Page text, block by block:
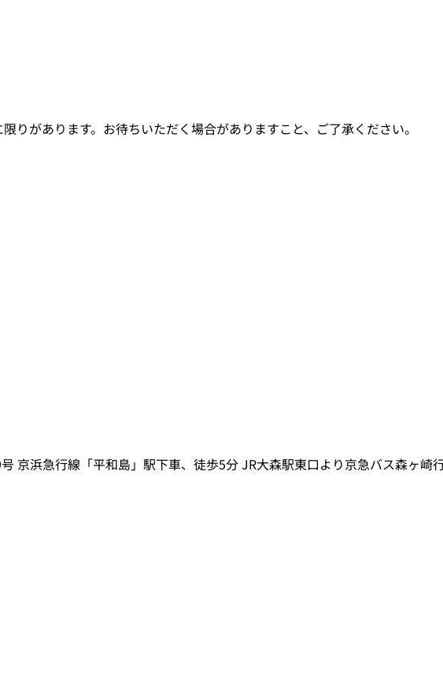
があります。お待ちいただく場合がありますこと、ご了承ください。
京浜急行線「平和島」駅下車、徒歩5分 JR大森駅東口より京急バス森ヶ崎